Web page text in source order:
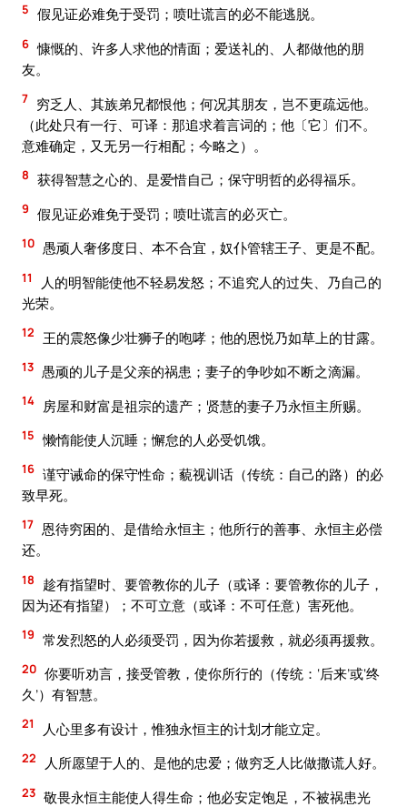
5 假见证必难免于受罚；喷吐谎言的必不能逃脱。
6 慷慨的、许多人求他的情面；爱送礼的、人都做他的朋
友。
7 穷乏人、其族弟兄都恨他；何况其朋友，岂不更疏远他。
（此处只有一行、可译：那追求着言词的；他〔它〕们不。
意难确定，又无另一行相配；今略之）。
8 获得智慧之心的、是爱惜自己；保守明哲的必得福乐。
9 假见证必难免于受罚；喷吐谎言的必灭亡。
10 愚顽人奢侈度日、本不合宜，奴仆管辖王子、更是不配。
11
人的明智能使他不轻易发怒；不追究人的过失、乃自己的
光荣。
12 王的震怒像少壮狮子的咆哮；他的恩悦乃如草上的甘露。
13 愚顽的儿子是父亲的祸患；妻子的争吵如不断之滴漏。
14 房屋和财富是祖宗的遗产；贤慧的妻子乃永恒主所赐。
15 懒惰能使人沉睡；懈怠的人必受饥饿。
16 谨守诫命的保守性命；藐视训话（传统：自己的路）的必
致早死。
17 恩待穷困的、是借给永恒主；他所行的善事、永恒主必偿
还。
18
趁有指望时、要管教你的儿子（或译：要管教你的儿子，
因为还有指望）；不可立意（或译：不可任意）害死他。
19 常发烈怒的人必须受罚，因为你若援救，就必须再援救。
20 你要听劝言，接受管教，使你所行的（传统：‘后来’或‘终
久’）有智慧。
21 人心里多有设计，惟独永恒主的计划才能立定。
22 人所愿望于人的、是他的忠爱；做穷乏人比做撒谎人好。
23 敬畏永恒主能使人得生命；他必安定饱足，不被祸患光